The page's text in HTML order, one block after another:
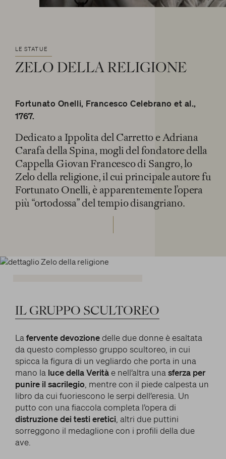
e/o disattivarli secondo le proprie preferenze, salvo i
fatto che il blocco di alcuni cookie può condizionare
l’esperienza sulla Piattaforma e il suo funzionamento.
Premendo “Conferma le impostazioni”, la selezione
pulsante equivarrà a rifiutare tutti i cookie. Per
ulteriori informazioni, è possibile consultare la
Cookie strettamente necessari
Cookie di analisi
Cookies di marketing
OPERE LETTERARIE E SCIENTIFICHE
HANNO DETTO DI LUI
facebook twitter youtube
LE STATUE
ZELO DELLA RELIGIONE
Fortunato Onelli, Francesco Celebrano et al.,
1767.
Dedicato a Ippolita del Carretto e Adriana
Carafa della Spina, mogli del fondatore della
Cappella Giovan Francesco di Sangro, lo
Zelo della religione, il cui principale autore fu
Fortunato Onelli, è apparentemente l’opera
più “ortodossa” del tempio disangriano.
IL GRUPPO SCULTOREO
La fervente devozionedelle due donne è esaltata
da questo complesso gruppo scultoreo, in cui
spicca la figura di un vegliardo che porta in una
mano la luce della Veritàe nell’altra una sferza per
punire il sacrilegio , mentre con il piede calpesta un
libro da cui fuoriescono le serpi dell’eresia. Un
putto con una fiaccola completa l’opera di
distruzione dei testi eretici , altri due puttini
sorreggono il medaglione con i profili della due
ave.